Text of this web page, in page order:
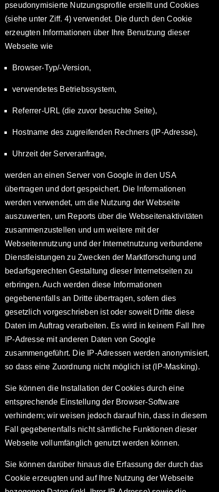
pseudonymisierte Nutzungsprofile erstellt und Cookies
(siehe unter Ziff. 4) verwendet. Die durch den Cookie
erzeugten Informationen über Ihre Benutzung dieser
Webseite wie
Browser-Typ/-Version,
verwendetes Betriebssystem,
Referrer-URL (die zuvor besuchte Seite),
Hostname des zugreifenden Rechners (IP-Adresse),
Uhrzeit der Serveranfrage,
werden an einen Server von Google in den USA
übertragen und dort gespeichert. Die Informationen
werden verwendet, um die Nutzung der Webseite
auszuwerten, um Reports über die Webseitenaktivitäten
zusammenzustellen und um weitere mit der
Webseitennutzung und der Internetnutzung verbundene
Dienstleistungen zu Zwecken der Marktforschung und
bedarfsgerechten Gestaltung dieser Internetseiten zu
erbringen. Auch werden diese Informationen
gegebenenfalls an Dritte übertragen, sofern dies
gesetzlich vorgeschrieben ist oder soweit Dritte diese
Daten im Auftrag verarbeiten. Es wird in keinem Fall Ihre
IP-Adresse mit anderen Daten von Google
zusammengeführt. Die IP-Adressen werden anonymisiert,
so dass eine Zuordnung nicht möglich ist (IP-Masking).
Sie können die Installation der Cookies durch eine
entsprechende Einstellung der Browser-Software
verhindern; wir weisen jedoch darauf hin, dass in diesem
Fall gegebenenfalls nicht sämtliche Funktionen dieser
Webseite vollumfänglich genutzt werden können.
Sie können darüber hinaus die Erfassung der durch das
Cookie erzeugten und auf Ihre Nutzung der Webseite